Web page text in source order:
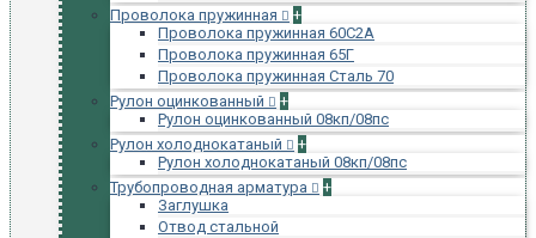
Проволока пружинная
+
Проволока пружинная 60С2А
Проволока пружинная 65Г
Проволока пружинная Сталь 70
Рулон оцинкованный
+
Рулон оцинкованный 08кп/08пс
Рулон холоднокатаный
+
Рулон холоднокатаный 08кп/08пс
Трубопроводная арматура
+
Заглушка
Отвод стальной